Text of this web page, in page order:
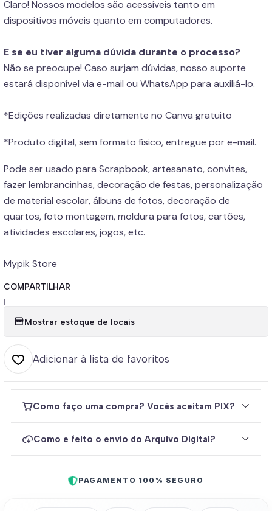
Claro! Nossos modelos são acessíveis tanto em
dispositivos móveis quanto em computadores.
E se eu tiver alguma dúvida durante o processo?
Não se preocupe! Caso surjam dúvidas, nosso suporte
estará disponível via e-mail ou WhatsApp para auxiliá-lo.
*Edições realizadas diretamente no Canva gratuito
*Produto digital, sem formato físico, entregue por e-mail.
Pode ser usado para Scrapbook, artesanato, convites,
fazer lembrancinhas, decoração de festas, personalização
de material escolar, álbuns de fotos, decoração de
quartos, foto montagem, moldura para fotos, cartões,
atividades escolares, jogos, etc.
Mypik Store
COMPARTILHAR
|
Mostrar estoque de locais
Adicionar à lista de favoritos
Como faço uma compra? Vocês aceitam PIX?
Como e feito o envio do Arquivo Digital?
PAGAMENTO 100% SEGURO